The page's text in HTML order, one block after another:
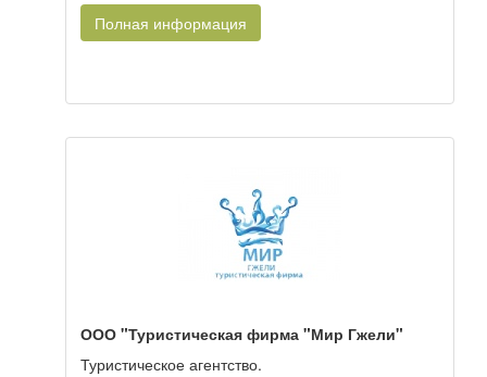
Полная информация
ООО "Туристическая фирма "Мир Гжели"
Туристическое агентство.